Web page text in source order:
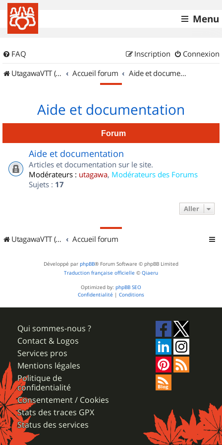
Menu
FAQ Connexion
Inscription
UtagawaVTT (Randos VTT et VTTAE avec traces GPS)
Accueil forum Aide et documentation
Aide et documentation
Forum
Aide et documentation
Articles et documentation sur le site.
Modérateurs : utagawa, Modérateurs des Forums
Sujets : 17
Aller
UtagawaVTT (Randos VTT et VTTAE avec traces GPS) Accueil forum
Développé par phpBB® Forum Software © phpBB Limited
Traduction française officielle © Qiaeru
Optimized by: phpBB SEO
Confidentialité | Conditions
Qui sommes-nous ?
Contact & Logos
Services pros
Mentions légales
Politique de
confidentialité
Consentement / Cookies
Stats des traces GPX
Status des services